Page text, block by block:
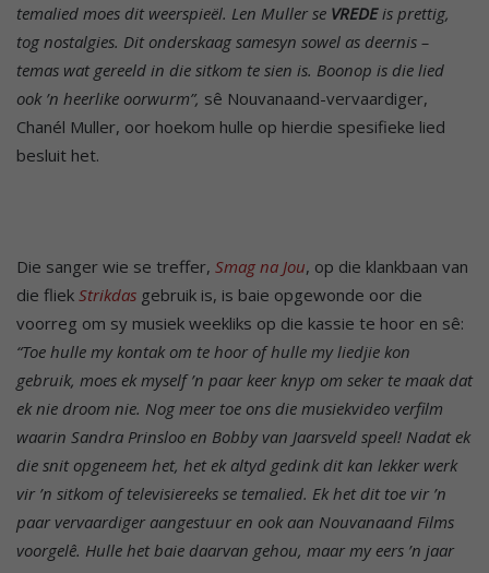
temalied moes dit weerspieël. Len Muller se VREDEis prettig,
tog nostalgies. Dit onderskaag samesyn sowel as deernis –
temas wat gereeld in die sitkom te sien is. Boonop is die lied
ook ’n heerlike oorwurm”, sê Nouvanaand-vervaardiger,
Chanél Muller, oor hoekom hulle op hierdie spesifieke lied
besluit het.
Die sanger wie se treffer, Smag na Jou, op die klankbaan van
die fliek Strikdas gebruik is, is baie opgewonde oor die
voorreg om sy musiek weekliks op die kassie te hoor en sê:
“Toe hulle my kontak om te hoor of hulle my liedjie kon
gebruik, moes ek myself ’n paar keer knyp om seker te maak dat
ek nie droom nie. Nog meer toe ons die musiekvideo verfilm
waarin Sandra Prinsloo en Bobby van Jaarsveld speel! Nadat ek
die snit opgeneem het, het ek altyd gedink dit kan lekker werk
vir ’n sitkom of televisiereeks se temalied. Ek het dit toe vir ’n
paar vervaardiger aangestuur en ook aan Nouvanaand Films
voorgelê. Hulle het baie daarvan gehou, maar my eers ’n jaar